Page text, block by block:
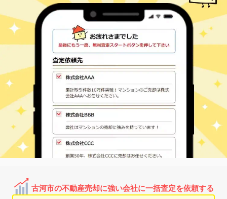
駒込 170 万円
古河
徒歩-分
駒羽根 650 万円 ㎡
940 万円
古河
徒歩-分
駒羽根 800 万円
徒歩-分
570
徒歩14分
210
幸町
徒歩15分
2,500
下大野 600 万円 330 ㎡
50 万円
古河
徒歩-分
古河市の不動産売却に強い会社に一括査定を依頼する